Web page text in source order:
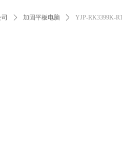
ꄲ 加固平板电脑 ꄲ YJP-RK3399K-